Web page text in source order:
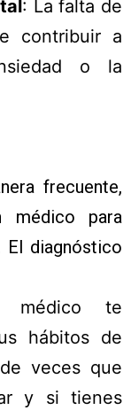
: La falta de
contribuir a
o la
frecuente,
médico para
El diagnóstico
te
hábitos de
veces que
y si tienes